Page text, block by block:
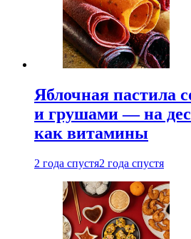
Яблочная пастила
и грушами — на
как витамины
2 года спустя2 года спустя